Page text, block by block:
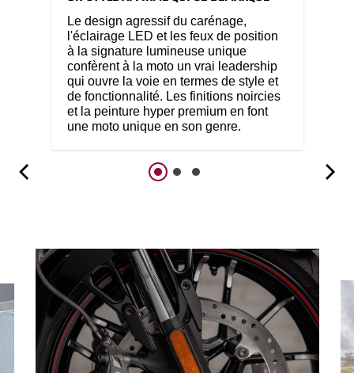
Le design agressif du carénage,
l'éclairage LED et les feux de position
à la signature lumineuse unique
confèrent à la moto un vrai leadership
qui ouvre la voie en termes de style et
de fonctionnalité. Les finitions noircies
et la peinture hyper premium en font
une moto unique en son genre.